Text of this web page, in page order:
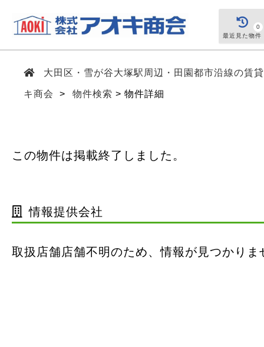
最近見た物件
0
大田区・雪が谷大塚駅周辺・田園都市沿線の賃
キ商会 物件検索 物件詳細
この物件は掲載終了しました。
情報提供会社
取扱店舗店舗不明のため、情報が見つかりま